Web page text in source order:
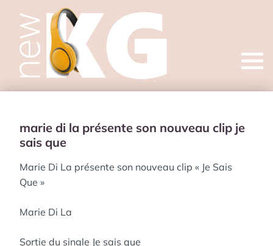
Open
marie di la présente son nouveau clip je
sais que
Marie Di La présente son nouveau clip « Je Sais
Que »
Marie Di La
Sortie du single Je sais que